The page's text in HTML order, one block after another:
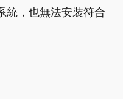
統，也無法安裝符合